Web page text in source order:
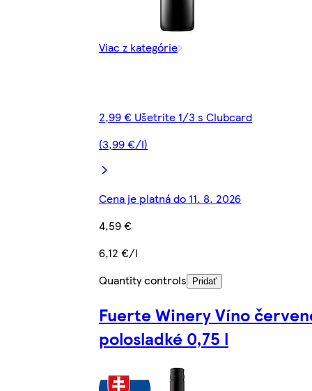
Viac z kategórie
2,99 € Ušetrite 1/3 s Clubcard
(3,99 €/l)
Cena je platná do 11. 8. 2026
4,59 €
6,12 €/l
Quantity controls
Pridať
Fuerte Winery Víno
polosladké 0,75 l